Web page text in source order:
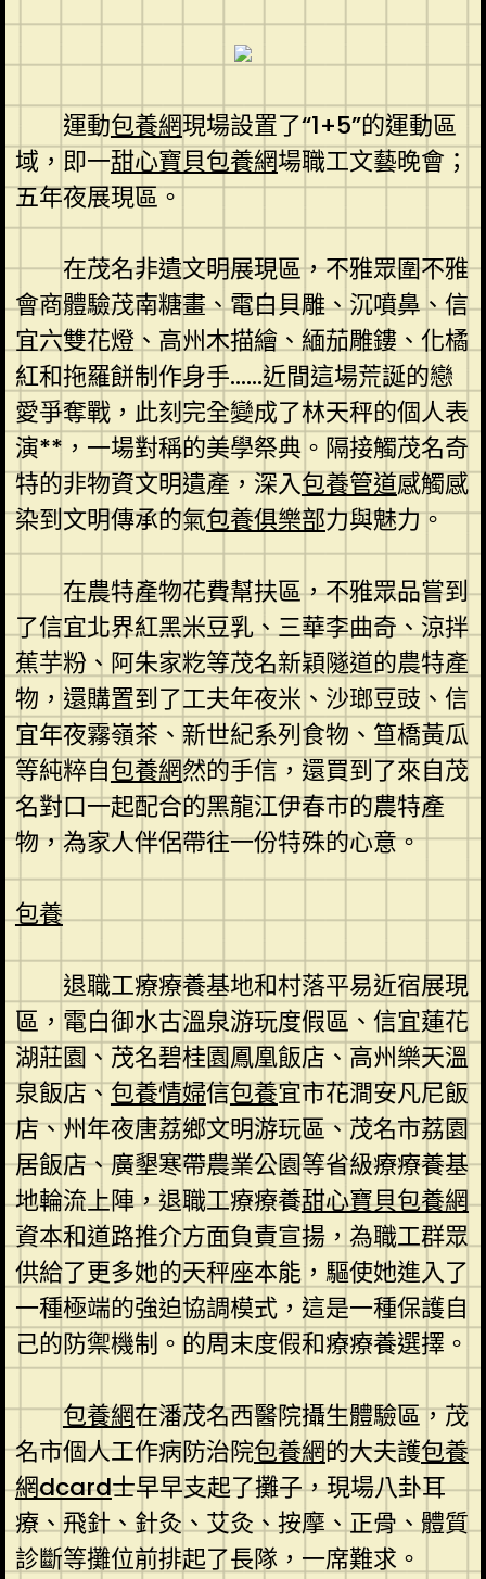
運動包養網現場設置了“1+5”的運動區
域，即一甜心寶貝包養網場職工文藝晚會；
五年夜展現區。
在茂名非遺文明展現區，不雅眾圍不雅
會商體驗茂南糖畫、電白貝雕、沉噴鼻、信
宜六雙花燈、高州木描繪、緬茄雕鏤、化橘
紅和拖羅餅制作身手……近間這場荒誕的戀
愛爭奪戰，此刻完全變成了林天秤的個人表
演**，一場對稱的美學祭典。隔接觸茂名奇
特的非物資文明遺產，深入包養管道感觸感
染到文明傳承的氣包養俱樂部力與魅力。
在農特產物花費幫扶區，不雅眾品嘗到
了信宜北界紅黑米豆乳、三華李曲奇、涼拌
蕉芋粉、阿朱家籺等茂名新穎隧道的農特產
物，還購置到了工夫年夜米、沙瑯豆豉、信
宜年夜霧嶺茶、新世紀系列食物、笪橋黃瓜
等純粹自包養網然的手信，還買到了來自茂
名對口一起配合的黑龍江伊春市的農特產
物，為家人伴侶帶往一份特殊的心意。
包養
退職工療療養基地和村落平易近宿展現
區，電白御水古溫泉游玩度假區、信宜蓮花
湖莊園、茂名碧桂園鳳凰飯店、高州樂天溫
泉飯店、包養情婦信包養宜市花澗安凡尼飯
店、州年夜唐荔鄉文明游玩區、茂名市荔園
居飯店、廣墾寒帶農業公園等省級療療養基
地輪流上陣，退職工療療養甜心寶貝包養網
資本和道路推介方面負責宣揚，為職工群眾
供給了更多她的天秤座本能，驅使她進入了
一種極端的強迫協調模式，這是一種保護自
己的防禦機制。的周末度假和療療養選擇。
包養網在潘茂名西醫院攝生體驗區，茂
名市個人工作病防治院包養網的大夫護包養
網dcard士早早支起了攤子，現場八卦耳
療、飛針、針灸、艾灸、按摩、正骨、體質
診斷等攤位前排起了長隊，一席難求。